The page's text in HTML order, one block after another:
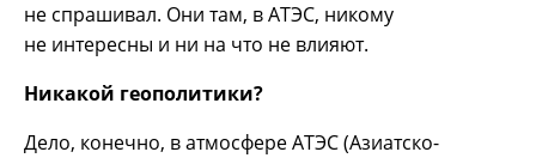
не спрашивал. Они там, в АТЭС, никому
не интересны и ни на что не влияют.
Никакой геополитики?
Дело, конечно, в атмосфере АТЭС (Азиатско-